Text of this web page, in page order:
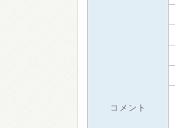
コメント